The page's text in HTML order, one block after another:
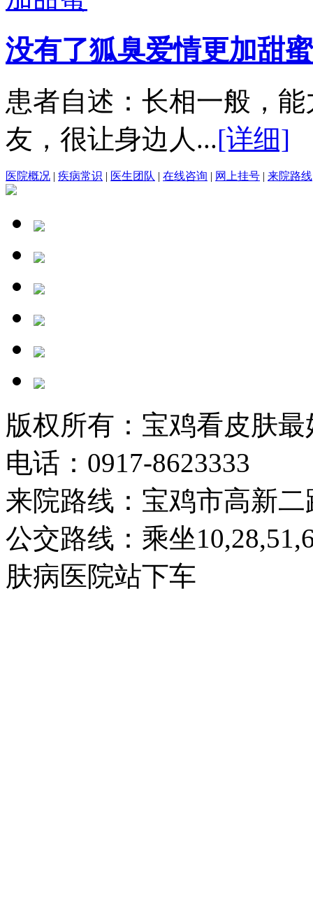
没有了狐臭爱情更加甜蜜
患者自述：长相一般，
友，很让身边人...[详细]
医院概况 | 疾病常识 | 医生团队 | 在线咨询 | 网上挂号 | 来院路线
版权所有：宝鸡看皮肤
电话：0917-8623333
来院路线：宝鸡市高新二
公交路线：乘坐
肤病医院站下车